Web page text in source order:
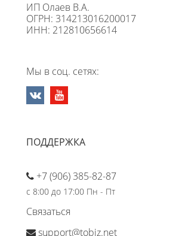
ИП Олаев В.А.
ОГРН: 314213016200017
ИНН: 212810656614
Мы в соц. сетях:
ПОДДЕРЖКА
+7 (906) 385-82-87
с 8:00 до 17:00 Пн - Пт
Связаться
support@tobiz.net